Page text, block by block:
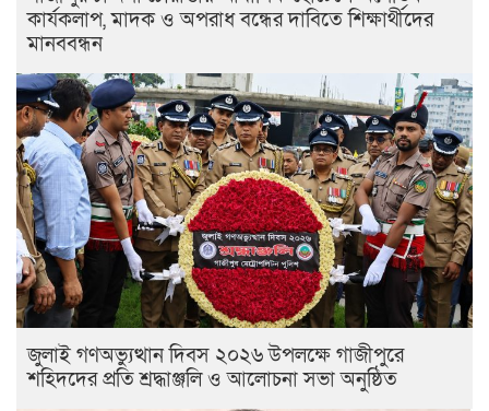
কার্যকলাপ, মাদক ও অপরাধ বন্ধের দাবিতে শিক্ষার্থীদের
মানববন্ধন
জুলাই গণঅভ্যুত্থান দিবস ২০২৬ উপলক্ষে গাজীপুরে
শহিদদের প্রতি শ্রদ্ধাঞ্জলি ও আলোচনা সভা অনুষ্ঠিত